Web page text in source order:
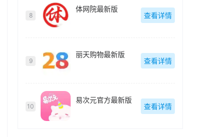
8
体网院最新版
查看详情
9
丽天购物最新版
查看详情
10
易次元官方最新版
查看详情